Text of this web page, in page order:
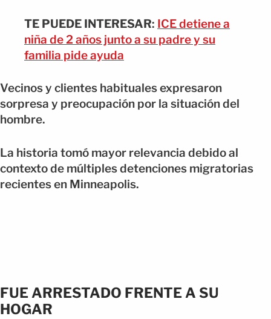
TE PUEDE INTERESAR: ICE detiene a
niña de 2 años junto a su padre y su
familia pide ayuda
Vecinos y clientes habituales expresaron
sorpresa y preocupación por la situación del
hombre.
La historia tomó mayor relevancia debido al
contexto de múltiples detenciones migratorias
recientes en Minneapolis.
FUE ARRESTADO FRENTE A SU
HOGAR